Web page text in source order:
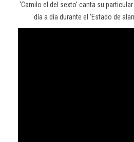
‘Camilo el del sexto’ canta su
día a día durante el ‘Estado de